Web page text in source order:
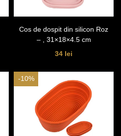
Cos de dospit din silicon Roz
– , 31×18×4.5 cm
34 lei
-10%